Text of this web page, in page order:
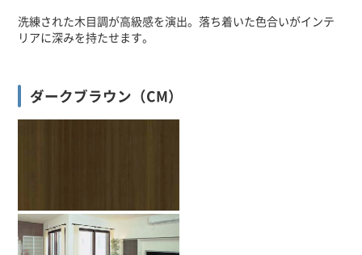
洗練された木目調が高級感を演出。落ち着いた色合いがインテ
リアに深みを持たせます。
ダークブラウン（CM）